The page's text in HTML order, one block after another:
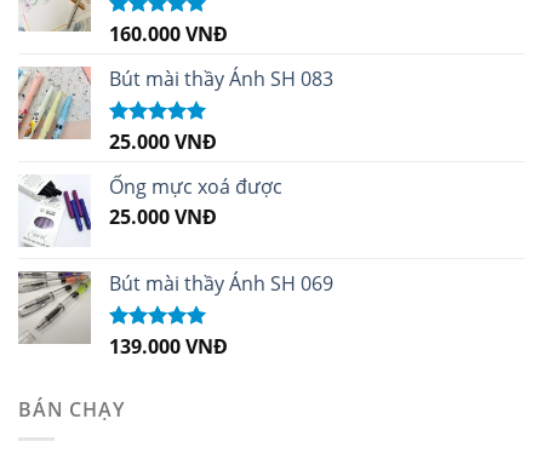
Được xếp
sao
160.000VNĐ
Bút mài thầy Ánh SH 083
Được xếp
sao
25.000VNĐ
Ống mực xoá được
25.000VNĐ
Bút mài thầy Ánh SH 069
Được xếp
139.000VNĐ
BÁN CHẠY